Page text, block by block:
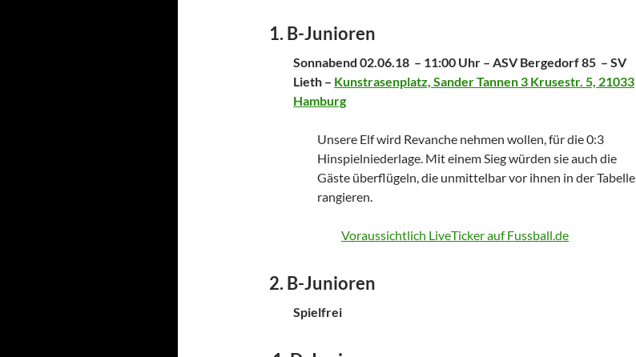
1. B-Junioren
Sonnabend 02.06.18 – 11:00 Uhr – ASV Bergedorf 85 – SV
Lieth – Kunstrasenplatz, Sander Tannen 3 Krusestr. 5, 21033
Hamburg
Unsere Elf wird Revanche nehmen wollen, für die 0:3
Hinspielniederlage. Mit einem Sieg würden sie auch die
Gäste überflügeln, die unmittelbar vor ihnen in der Tabelle
rangieren.
Voraussichtlich LiveTicker auf Fussball.de
2. B-Junioren
Spielfrei